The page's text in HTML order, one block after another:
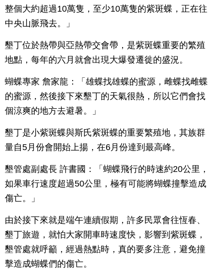
整個大約超過10萬隻，至少10萬隻的紫斑蝶，正在往
中央山脈飛去。」
墾丁位於熱帶與亞熱帶交會帶，是紫斑蝶重要的繁殖
地點，每年的六月就會出現大爆發遷徙的盛況。
蝴蝶專家 詹家龍：「雄蝶找雄蝶的蜜源，雌蝶找雌蝶
的蜜源，然後接下來墾丁的天氣很熱，所以它們會找
個涼爽的地方去避暑。」
墾丁是小紫斑蝶與斯氏紫斑蝶的重要繁殖地，其族群
量自5月份會開始上揚，在6月份達到最高峰。
墾管處副處長 許書國：「蝴蝶飛行的時速約20公里，
如果車行速度超過50公里，極有可能將蝴蝶撞擊造成
傷亡。」
由於接下來就是端午連續假期，許多民眾會往恆春、
墾丁旅遊，就怕大家開車時速度快，影響到紫斑蝶，
墾管處就呼籲，經過熱點時，真的要多注意，避免撞
擊造成蝴蝶們的傷亡。